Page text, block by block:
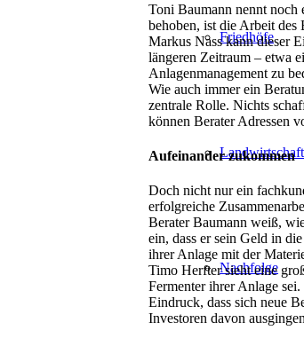
Friedhöfe
Nachfolge
Toni Baumann nennt noch
behoben, ist die Arbeit des
Markus Nass kann dieser
längeren Zeitraum – etwa
Anlagenmanagement zu
Wie auch immer ein
zentrale Rolle. Nichts
können Berater Adressen
Aufeinander zukommen
Doch nicht nur ein
erfolgreiche
Berater Baumann weiß,
ein, dass er sein Geld in
ihrer Anlage mit der
Timo Herfter sieht eine
Fermenter ihrer Anlage
Eindruck, dass sich neue
Investoren davon